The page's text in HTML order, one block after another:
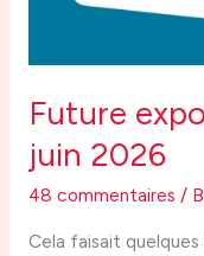
Future
juin 2026
48 commentaires /
Cela faisait